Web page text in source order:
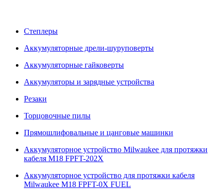
Степлеры
Аккумуляторные дрели-шуруповерты
Аккумуляторные гайковерты
Аккумуляторы и зарядные устройства
Резаки
Торцовочные пилы
Прямошлифовальные и цанговые машинки
Аккумуляторное устройство Milwaukee для протяжки
кабеля M18 FPFT-202X
Аккумуляторное устройство для протяжки кабеля
Milwaukee M18 FPFT-0X FUEL